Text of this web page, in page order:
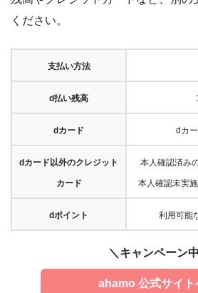
ください。
支払い方法
d払い残高
dカード dカ
dカード以外のクレジット
カード
本人確認済み
本人確認未実
dポイント 利用可能
＼キャンペーン
ahamo 公式サイト